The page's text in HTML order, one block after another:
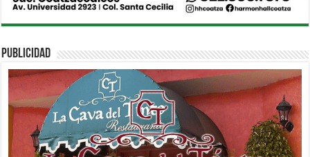
PUBLICIDAD